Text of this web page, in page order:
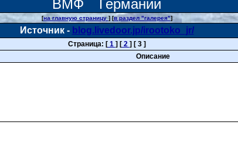
ВМФ Германии
[на главную страницу] [в раздел "галерея"]
Источник - blog.livedoor.jp/irootoko_jr/
Страница: [1 ] [2 ] [ 3 ]
Описание